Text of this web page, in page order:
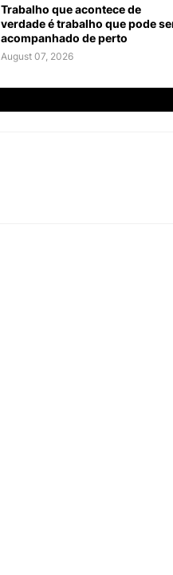
Trabalho que acontece de
verdade é trabalho que pode
acompanhado de perto
August 07, 2026